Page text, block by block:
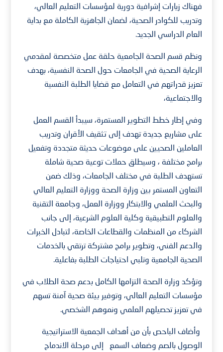
فهناك زيارات إشرافية دورية لمؤسسات التعليم العالي،
وتدريب للكوادر الصحية، لضمان الجاهزية الكاملة مع بداية
العام الدراسي الجديد.
ونظم قسم الصحة الجامعية حلقة عمل متخصصة لمقدمي
الرعاية الصحية في الجامعات حول الصحة النفسية، بهدف
تعزيز قدراتهم في التعامل مع قضايا الطلبة النفسية
والاجتماعية،
وفي إطار خطط التطوير المستمرة، سيبدأ القسم العمل
على مشاريع جديدة تهدف إلى تثقيف الأقران وتدريب
العاملين الصحيين على موضوعات حديثة متجددة وتفعيل
برامج مختلفة ، وسيطلق حملات توعية صحية شاملة
تستهدف الطلبة في مختلف الجامعات، وذلك ضمن
التعاون المستمر بين وزارة الصحة ووزارة التعليم العالي
والبحث العلمي والابتكار ووزارة العمل، وجامعة التقنية
والعلوم التطبيقية وكلية العلوم الشرعية، إلى جانب
الشركاء من المنظمات والقطاعات الخاصة، لتبادل الخبرات
والدعم الفني، وتطوير برامج مشتركة ترتقي بالخدمات
الصحية الجامعية وتلبي احتياجات الطلبة بفاعلية.
وتؤكد وزارة الصحة التزامها الكامل بدعم صحة الطلاب في
مؤسسات التعليم العالي، وتوفير بيئة صحية آمنة تسهم
في تعزيز تحصيلهم العلمي ونموهم الشخصي.
وأضاف الباحص بأن من أهداف الجمعية الاستراتيجية
الوصول بالصم وضعاف السمع إلى مرحلة الاندماج